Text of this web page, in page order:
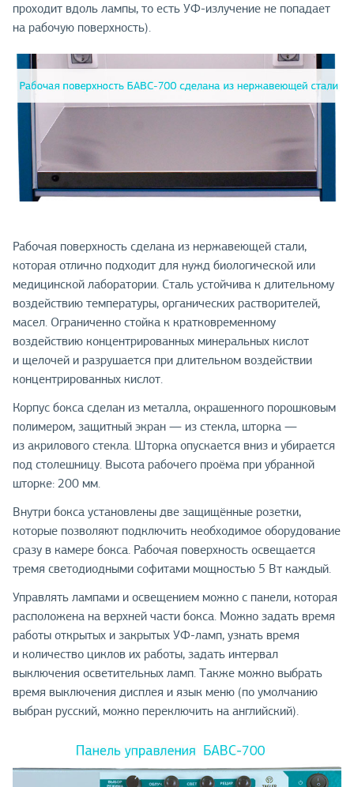
проходит вдоль лампы, то есть УФ-излучение не попадает
на рабочую поверхность).
Рабочая поверхность сделана из нержавеющей стали,
которая отлично подходит для нужд биологической или
медицинской лаборатории. Сталь устойчива к длительному
воздействию температуры, органических растворителей,
масел. Ограниченно стойка к кратковременному
воздействию концентрированных минеральных кислот
и щелочей и разрушается при длительном воздействии
концентрированных кислот.
Корпус бокса сделан из металла, окрашенного порошковым
полимером, защитный экран — из стекла, шторка —
из акрилового стекла. Шторка опускается вниз и убирается
под столешницу. Высота рабочего проёма при убранной
шторке: 200 мм.
Внутри бокса установлены две защищённые розетки,
которые позволяют подключить необходимое оборудование
сразу в камере бокса. Рабочая поверхность освещается
тремя светодиодными софитами мощностью 5 Вт каждый.
Управлять лампами и освещением можно с панели, которая
расположена на верхней части бокса. Можно задать время
работы открытых и закрытых УФ-ламп, узнать время
и количество циклов их работы, задать интервал
выключения осветительных ламп. Также можно выбрать
время выключения дисплея и язык меню (по умолчанию
выбран русский, можно переключить на английский).